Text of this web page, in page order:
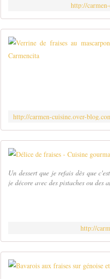
http://
Un dessert que je refais dès que
je décore avec des pistaches ou des
http://